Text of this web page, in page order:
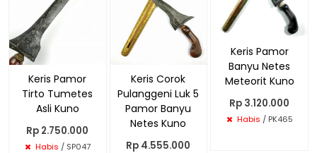
Keris Pamor
Tirto Tumetes
Asli Kuno
Rp 2.750.000
Habis / SP047
Keris Corok
Pulanggeni Luk 5
Pamor Banyu
Netes Kuno
Rp 4.555.000
Keris Pamor
Banyu Netes
Meteorit Kuno
Rp 3.120.000
Habis / PK465